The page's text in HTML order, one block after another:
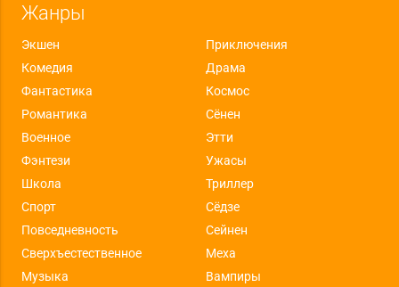
Жанры
Экшен
Приключения
Комедия
Драма
Фантастика
Космос
Романтика
Сёнен
Военное
Этти
Фэнтези
Ужасы
Школа
Триллер
Спорт
Сёдзе
Повседневность
Сейнен
Сверхъестественное
Меха
Музыка
Вампиры